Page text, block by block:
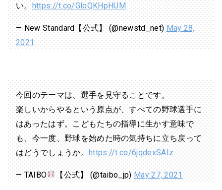
い。https://t.co/GloQKHpHUM
— New Standard【公式】 (@newstd_net)May 28,
2021
今回のテーマは、選手を見守ることです。
楽しいからやるという原点が、すべての野球選手に
はあったはず。こどもたちの指導に生かす意味で
も、今一度、野球を始めた時の気持ちに立ち戻って
はどうでしょうか。https://t.co/6jqdexSAIz
— TAIBO 【公式】 (@taibo_jp)May 27, 2021